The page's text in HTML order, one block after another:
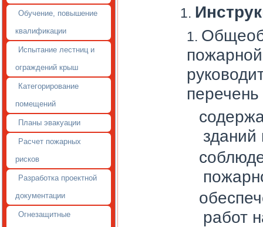
Обучение, повышение
квалификации
Испытание лестниц и
ограждений крыш
Категорирование
помещений
Планы эвакуации
Расчет пожарных
рисков
Разработка проектной
документации
Огнезащитные
работ